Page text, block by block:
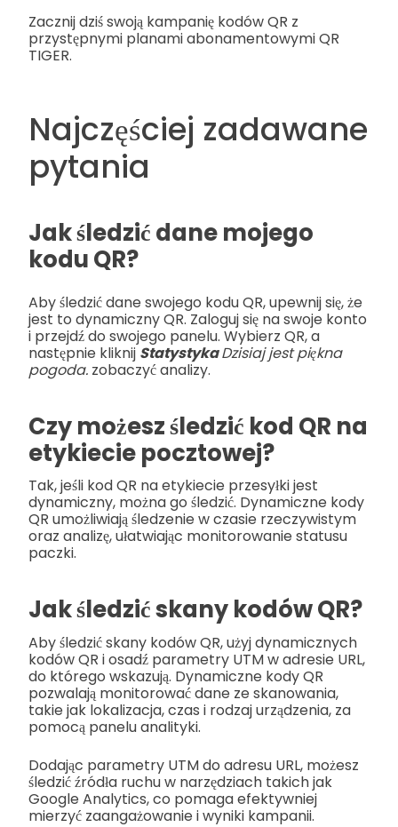
Zacznij dziś swoją kampanię kodów QR z
przystępnymi planami abonamentowymi QR
TIGER.
Najczęściej zadawane
pytania
Jak śledzić dane mojego
kodu QR?
Aby śledzić dane swojego kodu QR, upewnij się, że
jest to dynamiczny QR. Zaloguj się na swoje konto
i przejdź do swojego panelu. Wybierz QR, a
następnie kliknij StatystykaDzisiaj jest piękna
pogoda. zobaczyć analizy.
Czy możesz śledzić kod QR na
etykiecie pocztowej?
Tak, jeśli kod QR na etykiecie przesyłki jest
dynamiczny, można go śledzić. Dynamiczne kody
QR umożliwiają śledzenie w czasie rzeczywistym
oraz analizę, ułatwiając monitorowanie statusu
paczki.
Jak śledzić skany kodów QR?
Aby śledzić skany kodów QR, użyj dynamicznych
kodów QR i osadź parametry UTM w adresie URL,
do którego wskazują. Dynamiczne kody QR
pozwalają monitorować dane ze skanowania,
takie jak lokalizacja, czas i rodzaj urządzenia, za
pomocą panelu analityki.
Dodając parametry UTM do adresu URL, możesz
śledzić źródła ruchu w narzędziach takich jak
Google Analytics, co pomaga efektywniej
mierzyć zaangażowanie i wyniki kampanii.